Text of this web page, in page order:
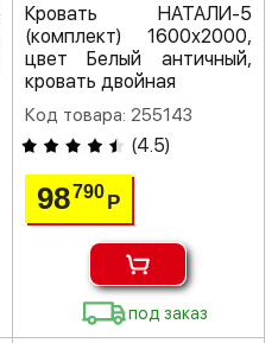
Кровать НАТАЛИ-5
(комплект) 1600х2000,
цвет Белый античный,
кровать двойная
Код товара: 255143
(4.5)
98790 Р
под заказ